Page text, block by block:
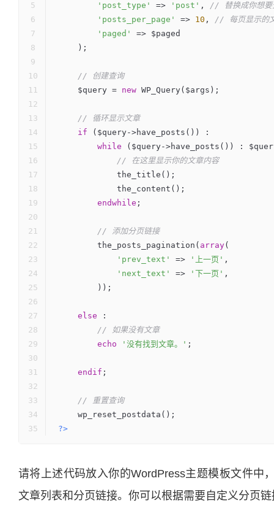
'post_type'
=> 'post' , // 替换成你想要
'posts_per_page'
=> 10 , // 每页显示的
'paged'
=> $paged
    );
// 创建查询
    $query =
new WP_Query($args);
// 循环显示文章
if ($query->have_posts()) :
while ($query->have_posts()) :
// 在这里显示你的文章内容
            the_title();
            the_content();
endwhile ;
// 添加分页链接
        the_posts_pagination(
array(
'prev_text'
=> '上一页' ,
'next_text'
=> '下一页' ,
        ));
else :
// 如果没有文章
echo
'没有找到文章。' ;
endif ;
// 重置查询
    wp_reset_postdata();
?>
请将上述代码放入你的WordPress主题模板文件中
文章列表和分页链接。你可以根据需要自定义分页